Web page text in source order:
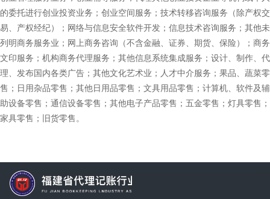
善
风
采
讯
录
联
系
我
们
的委托进行创业投资业务；创业空间服务；技术转移咨询服务（除产权交
易、产权经纪）；网络与信息安全软件开发；信息技术咨询服务；其他未
列明商务服务业；网上商务咨询（不含金融、证券、期货、保险）；商务
文印服务；机构商务代理服务；其他信息系统集成服务；设计、制作、代
理、发布国内各类广告；其他文化艺术业；人才中介服务；果品、蔬菜零
售；日用杂品零售；其他日用品零售；文具用品零售；计算机、软件及辅
助设备零售；通信设备零售；其他电子产品零售；五金零售；灯具零售；
家具零售；旧货零售。